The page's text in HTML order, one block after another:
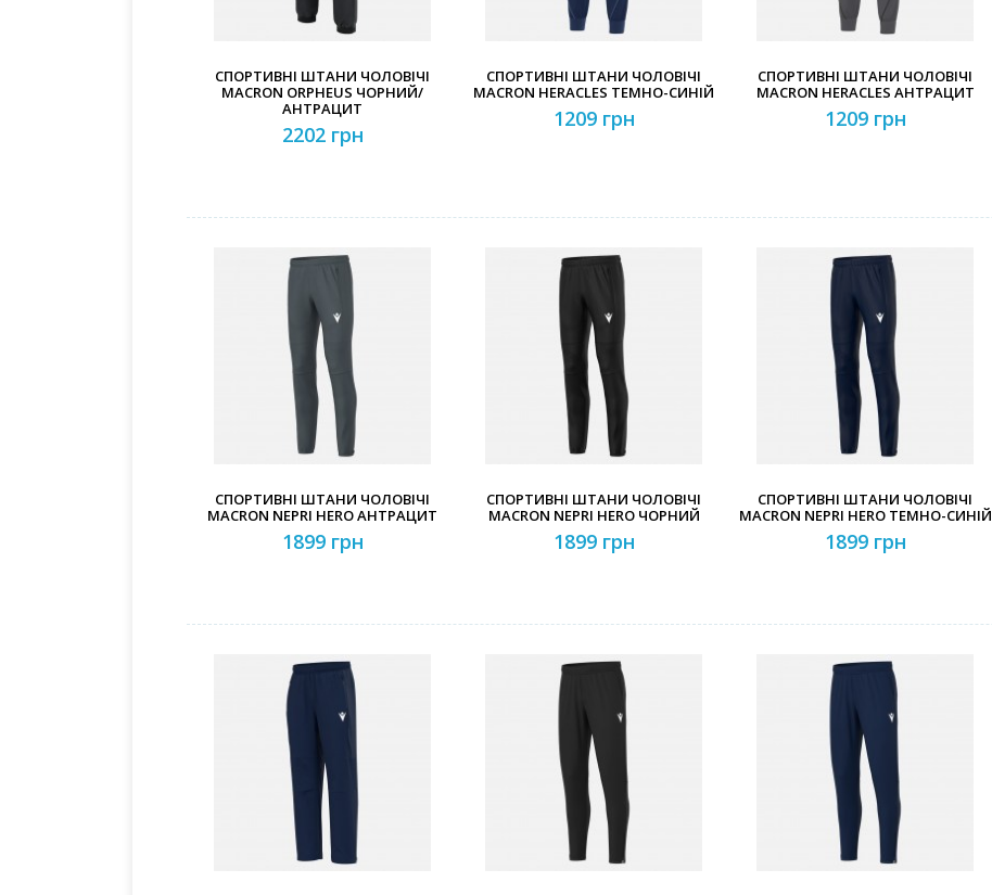
СПОРТИВНІ ШТАНИ ЧОЛОВІЧІ
MACRON ORPHEUS ЧОРНИЙ/
АНТРАЦИТ
2202 грн
СПОРТИВНІ ШТАНИ ЧОЛОВІЧІ
MACRON HERACLES ТЕМНО-СИНІЙ
1209 грн
СПОРТИВНІ ШТАНИ ЧОЛОВІЧІ
MACRON HERACLES АНТРАЦИТ
1209 грн
СПОРТИВНІ ШТАНИ ЧОЛОВІЧІ
MACRON NEPRI HERO АНТРАЦИТ
1899 грн
СПОРТИВНІ ШТАНИ ЧОЛОВІЧІ
MACRON NEPRI HERO ЧОРНИЙ
1899 грн
СПОРТИВНІ ШТАНИ ЧОЛОВІЧІ
MACRON NEPRI HERO ТЕМНО-СИНІЙ
1899 грн